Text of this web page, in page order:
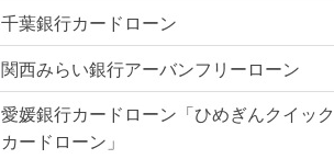
千葉銀行カードローン
関西みらい銀行アーバンフリーローン
愛媛銀行カードローン「ひめぎんクイック
カードローン」